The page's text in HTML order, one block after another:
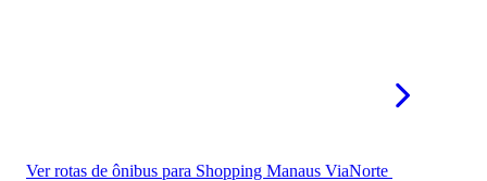
Ver rotas de ônibus para Shopping Manaus ViaNorte